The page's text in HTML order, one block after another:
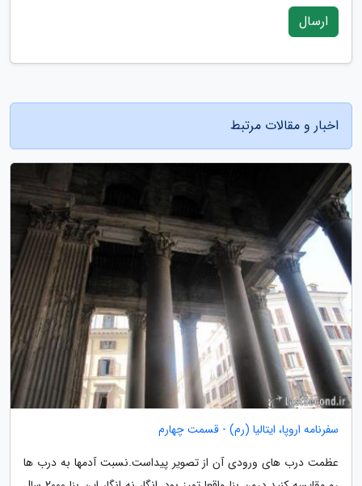
ارسال
اخبار و مقالات مرتبط
سفرنامه اروپا، ایتالیا (رم) - قسمت چهارم
عظمت درب های ورودی آن از تصویر پیداست.نسبت آدمها به درب ها